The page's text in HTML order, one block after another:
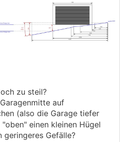
Garage und zur Straße hin
den kritischen Schnitt als
Aber auf Straßenseite die
zu befahren ist in
würde ich dort ehrlich
man überhaupt sinnvoll
in keiner Norm so
zu steil?
auf
(also die Garage tiefer
"oben" einen kleinen Hügel
geringeres Gefälle?